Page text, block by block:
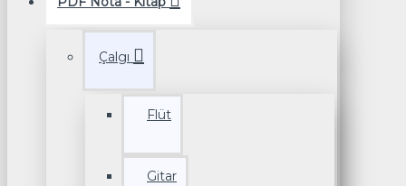
Çalgı
Flüt
Gitar